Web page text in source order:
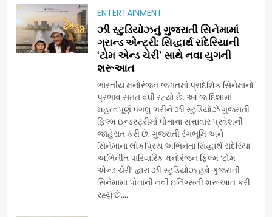
ENTERTAINMENT
ઝી સ્ટુડિયોઝનું ગુજરાતી સિનેમામાં
ગ્રાન્ડ એન્ટ્રી: સિદ્ધાર્થ રાંદેરિયાની
‘ટોમ એન્ડ ચેરી’ સાથે નવા યુગની
શરૂઆત
ભારતીય મનોરંજન જગતમાં પ્રાદેશિક સિનેમાનો
પ્રભાવ સતત વધી રહ્યો છે. આ જ દિશામાં
મહત્વપૂર્ણ પગલું ભરીને ઝી સ્ટુડિયોઝે ગુજરાતી
ફિલ્મ ઇન્ડસ્ટ્રીમાં પોતાના સત્તાવાર પ્રવેશની
જાહેરાત કરી છે. ગુજરાતી રંગભૂમિ અને
સિનેમાના લોકપ્રિય અભિનેતા સિદ્ધાર્થ રાંદેરિયા
અભિનીત પારિવારિક મનોરંજન ફિલ્મ ‘ટોમ
એન્ડ ચેરી’ દ્વારા ઝી સ્ટુડિયોઝ હવે ગુજરાતી
સિનેમામાં પોતાની નવી ઇનિંગ્સની શરૂઆત કરી
રહ્યું છે....
5
ડો. મિતાલી નાગ (આર્ક ઇવેન્ટ્સ)
દ્વારા કિશોર કુમારની જન્મજયંતિ
નિમિત્તે સંગીતમય શ્રદ્ધાંજલિ
AHMEDABAD
177 દેશો અને 52 લાખ દર્શકો:
ગુજરાતી OTT પ્લેટફોર્મ ‘જોજો’
(JOJO) નો વિશ્વભરમાં દબદબો
BUSINESS
અમદાવાદમાં યોજાયેલા ‘ઓકલ્ટ